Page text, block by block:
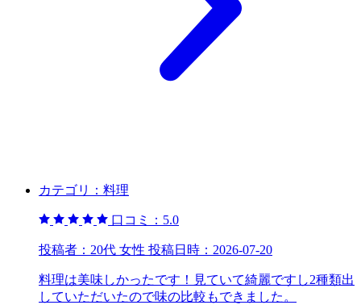
カテゴリ： 料理
口コミ： 5.0
投稿者： 20代 女性 投稿日時： 2026-07-20
料理は美味しかったです！見ていて綺麗ですし2種類出
していただいたので味の比較もできました。